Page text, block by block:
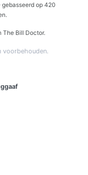
gebasseerd op 420
Bill Doctor.